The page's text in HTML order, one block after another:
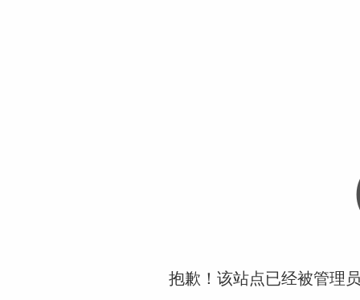
抱歉！该站点已经被管理